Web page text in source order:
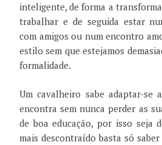
inteligente, de forma a
trabalhar e de seguida estar
com amigos ou num encontro
estilo sem que estejamos
formalidade.
Um cavalheiro sabe adaptar-se
encontra sem nunca perder as
de boa educação, por isso seja
mais descontraído basta só